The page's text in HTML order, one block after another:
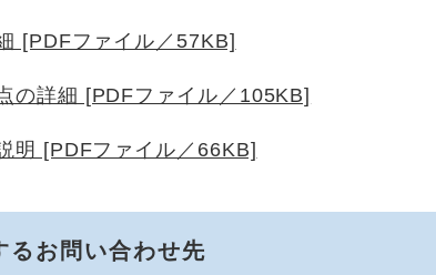
[PDFファイル／57KB]
の詳細 [PDFファイル／105KB]
明 [PDFファイル／66KB]
るお問い合わせ先